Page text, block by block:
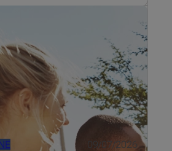
09/07/2026
et révolution de l’IA, les
Quels thèmes privilégier
?